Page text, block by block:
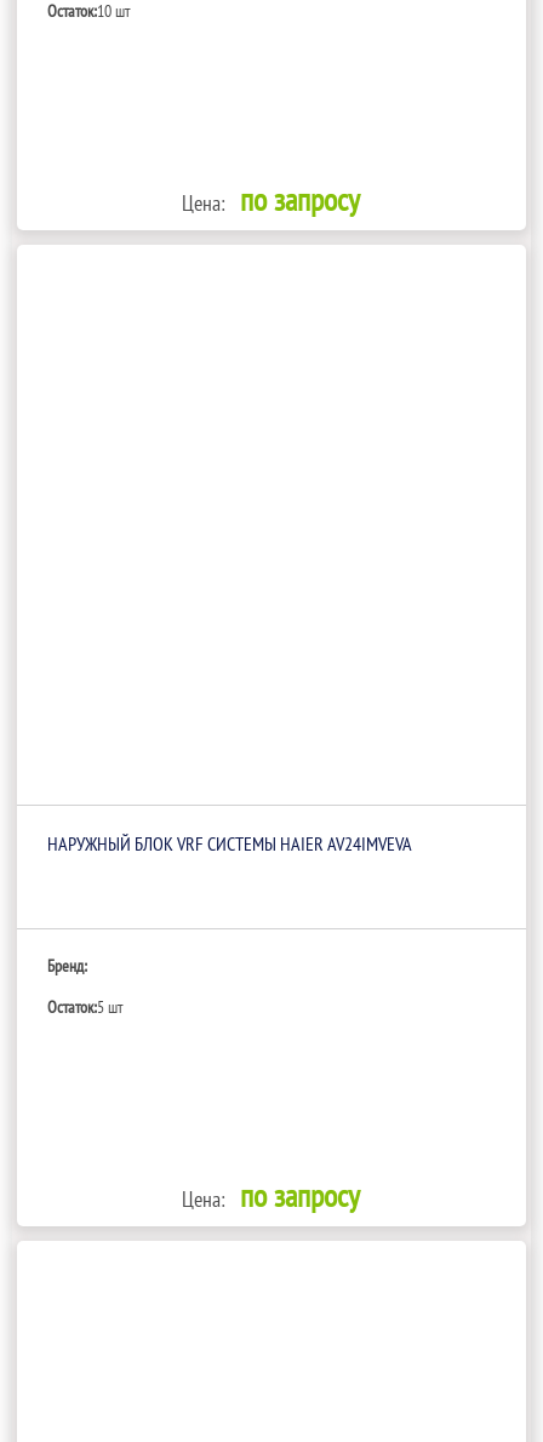
Остаток:10 шт
Цена: по запросу
НАРУЖНЫЙ БЛОК VRF СИСТЕМЫ HAIER AV24IMVEVA
Бренд:
Остаток:5 шт
Цена: по запросу